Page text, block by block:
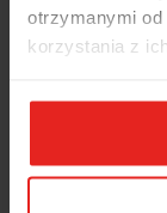
otrzymanymi
korzystania z